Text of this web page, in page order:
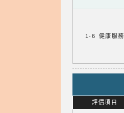
1-6 健康服務
評價項目